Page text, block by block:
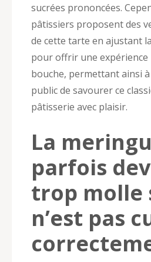
sucrées prononcées.
pâtissiers proposent des
de cette tarte en ajustant
pour offrir une expérience
bouche, permettant ainsi
public de savourer ce
pâtisserie avec plaisir.
La
parfois
trop molle
n’est pas